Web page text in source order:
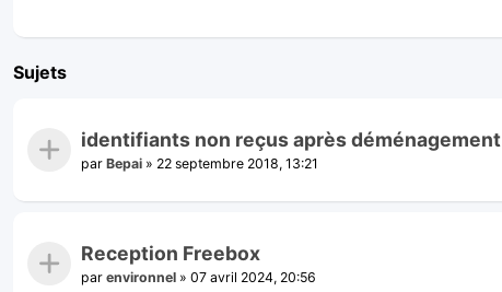
Sujets
identifiants non reçus après déménagement
par Bepai » 22 septembre 2018, 13:21
Reception Freebox
par environnel » 07 avril 2024, 20:56